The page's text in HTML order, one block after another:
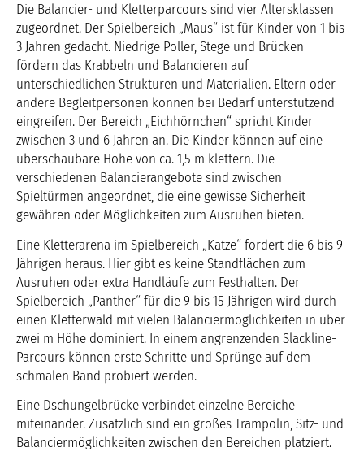
Die Balancier- und Kletterparcours sind vier Altersklassen
zugeordnet. Der Spielbereich „Maus“ ist für Kinder von 1 bis
3 Jahren gedacht. Niedrige Poller, Stege und Brücken
fördern das Krabbeln und Balancieren auf
unterschiedlichen Strukturen und Materialien. Eltern oder
andere Begleitpersonen können bei Bedarf unterstützend
eingreifen. Der Bereich „Eichhörnchen“ spricht Kinder
zwischen 3 und 6 Jahren an. Die Kinder können auf eine
überschaubare Höhe von ca. 1,5 m klettern. Die
verschiedenen Balancierangebote sind zwischen
Spieltürmen angeordnet, die eine gewisse Sicherheit
gewähren oder Möglichkeiten zum Ausruhen bieten.
Eine Kletterarena im Spielbereich „Katze“ fordert die 6 bis 9
Jährigen heraus. Hier gibt es keine Standflächen zum
Ausruhen oder extra Handläufe zum Festhalten. Der
Spielbereich „Panther“ für die 9 bis 15 Jährigen wird durch
einen Kletterwald mit vielen Balanciermöglichkeiten in über
zwei m Höhe dominiert. In einem angrenzenden Slackline-
Parcours können erste Schritte und Sprünge auf dem
schmalen Band probiert werden.
Eine Dschungelbrücke verbindet einzelne Bereiche
miteinander. Zusätzlich sind ein großes Trampolin, Sitz- und
Balanciermöglichkeiten zwischen den Bereichen platziert.